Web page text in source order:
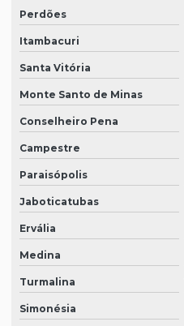
Perdões
Itambacuri
Santa Vitória
Monte Santo de Minas
Conselheiro Pena
Campestre
Paraisópolis
Jaboticatubas
Ervália
Medina
Turmalina
Simonésia